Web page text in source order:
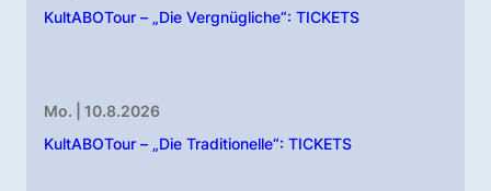
KultABOTour – „Die Vergnügliche“: TICKETS
Mo. | 10.8.2026
KultABOTour – „Die Traditionelle“: TICKETS